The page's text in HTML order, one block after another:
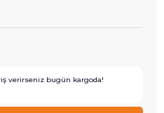
verirseniz bugün kargoda!